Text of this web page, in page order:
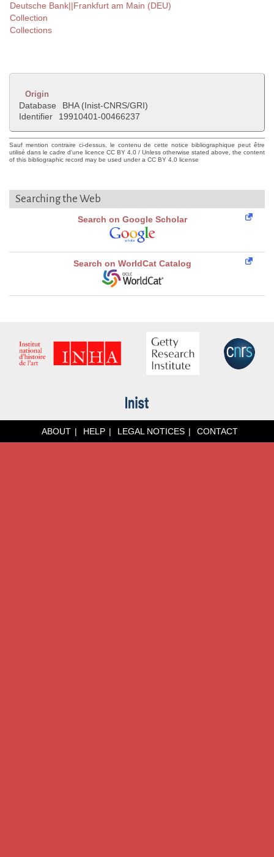
Deutsche Bank||Frankfurt am Main (DEU)
Collection
Collections
Origin
Database
BHA (Inist-CNRS/GRI)
Identifier
19910401-00466237
Sauf mention contraire ci-dessus, le contenu de cette notice bibliographique peut être
utilisé dans le cadre d'une licence CC BY 4.0 / Unless otherwise stated above, the content
of this bibliographic record may be used under a CC BY 4.0 license
Searching the Web
Search on Google Scholar
Search on WorldCat Catalog
ABOUT HELP LEGAL NOTICES CONTACT